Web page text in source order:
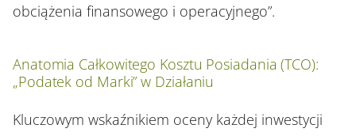
obciążenia finansowego i operacyjnego”.
Anatomia Całkowitego Kosztu Posiadania (TCO):
„Podatek od Marki” w Działaniu
Kluczowym wskaźnikiem oceny każdej inwestycji